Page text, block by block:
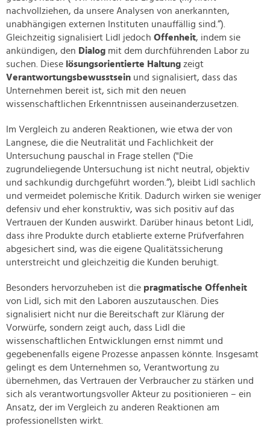
nachvollziehen, da unsere Analysen von anerkannten,
unabhängigen externen Instituten unauffällig sind.“).
Gleichzeitig signalisiert Lidl jedoch Offenheit, indem sie
ankündigen, den Dialog mit dem durchführenden Labor zu
suchen. Diese lösungsorientierte Haltung zeigt
Verantwortungsbewusstsein und signalisiert, dass das
Unternehmen bereit ist, sich mit den neuen
wissenschaftlichen Erkenntnissen auseinanderzusetzen.
Im Vergleich zu anderen Reaktionen, wie etwa der von
Langnese, die die Neutralität und Fachlichkeit der
Untersuchung pauschal in Frage stellen ("Die
zugrundeliegende Untersuchung ist nicht neutral, objektiv
und sachkundig durchgeführt worden.“), bleibt Lidl sachlich
und vermeidet polemische Kritik. Dadurch wirken sie weniger
defensiv und eher konstruktiv, was sich positiv auf das
Vertrauen der Kunden auswirkt. Darüber hinaus betont Lidl,
dass ihre Produkte durch etablierte externe Prüfverfahren
abgesichert sind, was die eigene Qualitätssicherung
unterstreicht und gleichzeitig die Kunden beruhigt.
Besonders hervorzuheben ist die pragmatische Offenheit
von Lidl, sich mit den Laboren auszutauschen. Dies
signalisiert nicht nur die Bereitschaft zur Klärung der
Vorwürfe, sondern zeigt auch, dass Lidl die
wissenschaftlichen Entwicklungen ernst nimmt und
gegebenenfalls eigene Prozesse anpassen könnte. Insgesamt
gelingt es dem Unternehmen so, Verantwortung zu
übernehmen, das Vertrauen der Verbraucher zu stärken und
sich als verantwortungsvoller Akteur zu positionieren – ein
Ansatz, der im Vergleich zu anderen Reaktionen am
professionellsten wirkt.